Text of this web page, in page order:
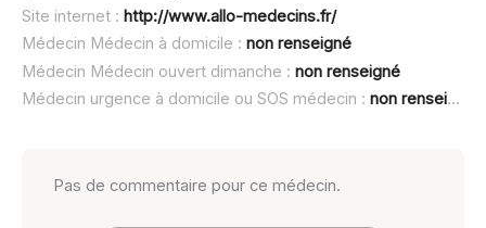
Site internet : http://www.allo-medecins.fr/
Médecin Médecin à domicile : non renseigné
Médecin Médecin ouvert dimanche : non renseigné
Médecin urgence à domicile ou SOS médecin : non renseigné
Pas de commentaire pour ce médecin.